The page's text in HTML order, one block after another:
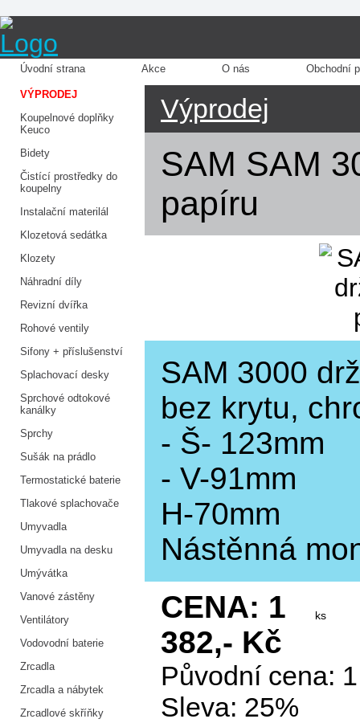
Úvodní strana Akce O nás Obchodní
VÝPRODEJ
Koupelnové doplňky
Keuco
Bidety
Čistící prostředky do
koupelny
Instalační materilál
Klozetová sedátka
Klozety
Náhradní díly
Revizní dvířka
Rohové ventily
Sifony + příslušenství
Splachovací desky
Sprchové odtokové
kanálky
Sprchy
Sušák na prádlo
Termostatické baterie
Tlakové splachovače
Umyvadla
Umyvadla na desku
Umývátka
Vanové zástěny
Ventilátory
Vodovodní baterie
Zrcadla
Zrcadla a nábytek
Zrcadlové skříňky
Výprodej
SAM SAM
papíru
SAM 3000
bez krytu,
- Š- 123mm
- V-91mm
H-70mm
Nástěnná
ks
CENA: 1
382,- Kč
Původní cena:
Sleva: 25%